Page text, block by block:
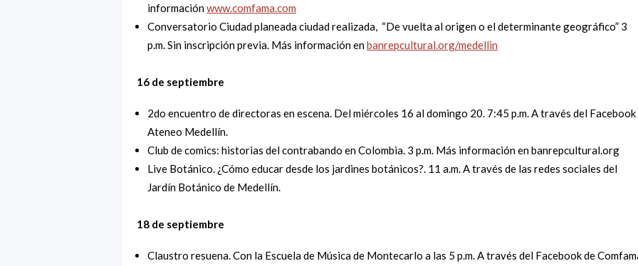
informaciónwww.comfama.com
Conversatorio Ciudad planeada ciudad realizada, “De vuelta al origen o el determinante geográfico” 3
p.m. Sin inscripción previa. Más información enbanrepcultural.org/medellin
16 de septiembre
2do encuentro de directoras en escena. Del miércoles 16 al domingo 20. 7:45 p.m. A través del Facebook
Ateneo Medellín.
Club de comics: historias del contrabando en Colombia. 3 p.m. Más información en banrepcultural.org
Live Botánico. ¿Cómo educar desde los jardines botánicos?. 11 a.m. A través de las redes sociales del
Jardín Botánico de Medellín.
18 de septiembre
Claustro resuena. Con la Escuela de Música de Montecarlo a las 5 p.m. A través del Facebook de